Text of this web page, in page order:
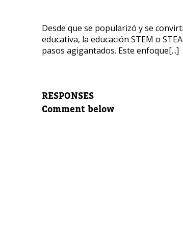
Desde que se popularizó y se
educativa, la educación STEM o
pasos agigantados. Este enfoque[...]
RESPONSES
Comment below
¿Te